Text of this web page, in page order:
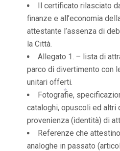
Il certificato rilasciato
finanze e all’economia
attestante l’assenza di
la Città.
Allegato 1. – lista di
parco di divertimento con
unitari offerti.
Fotografie,
cataloghi, opuscoli ed altri
provenienza (identità) di
Referenze che
analoghe in passato
*